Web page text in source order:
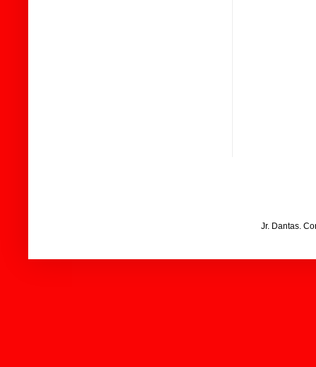
Jr. Dantas.